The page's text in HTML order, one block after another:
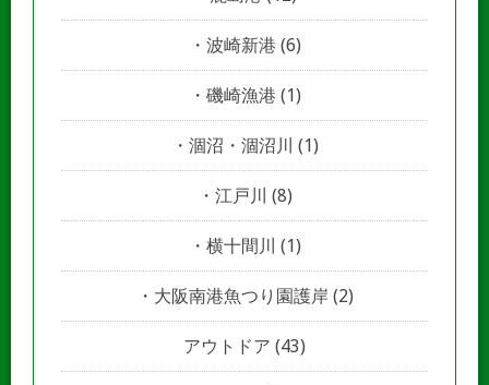
波崎新港 (6)
磯崎漁港 (1)
涸沼・涸沼川 (1)
江戸川 (8)
横十間川 (1)
大阪南港魚つり園護岸 (2)
アウトドア (43)